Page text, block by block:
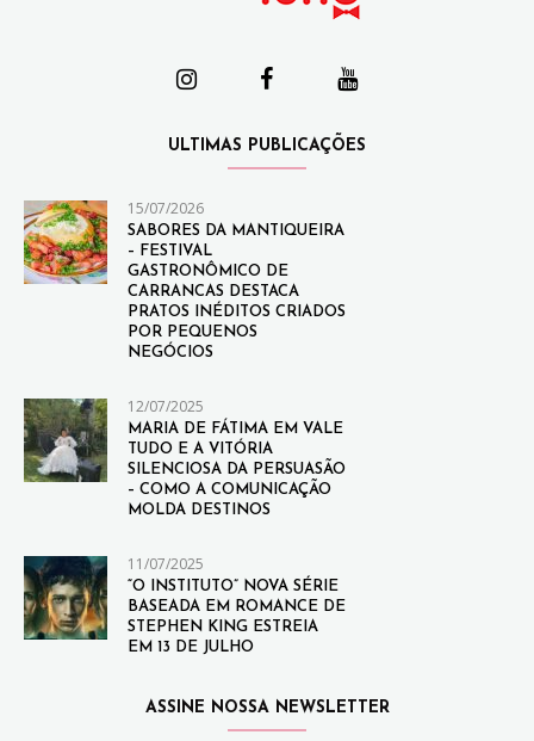
ULTIMAS PUBLICAÇÕES
15/07/2026
SABORES DA MANTIQUEIRA
– FESTIVAL
GASTRONÔMICO DE
CARRANCAS DESTACA
PRATOS INÉDITOS CRIADOS
POR PEQUENOS
NEGÓCIOS
12/07/2025
MARIA DE FÁTIMA EM VALE
TUDO E A VITÓRIA
SILENCIOSA DA PERSUASÃO
– COMO A COMUNICAÇÃO
MOLDA DESTINOS
11/07/2025
“O INSTITUTO” NOVA SÉRIE
BASEADA EM ROMANCE DE
STEPHEN KING ESTREIA
EM 13 DE JULHO
ASSINE NOSSA NEWSLETTER